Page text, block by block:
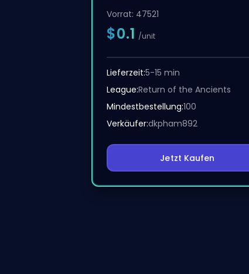
Vorrat: 47521
$0.1 /unit
Lieferzeit:5-15 min
League:Return of the Ancients
Mindestbestellung:100
Verkäufer:dkpham892
Jetzt Kaufen